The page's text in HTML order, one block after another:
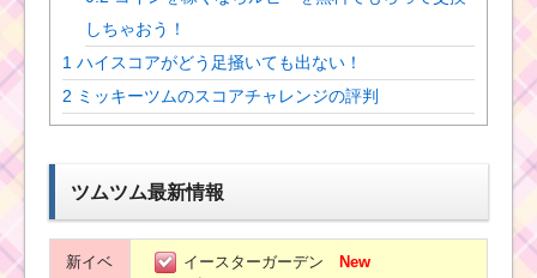
しちゃおう！
1 ハイスコアがどう足掻いても出ない！
2 ミッキーツムのスコアチャレンジの評判
ツムツム最新情報
新イベ
イースターガーデン New